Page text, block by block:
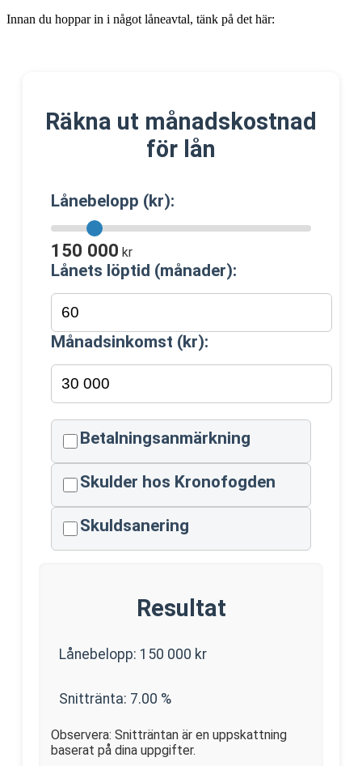
Innan du hoppar in i något låneavtal, tänk på det här:
Räkna ut månadskostnad
för lån
Lånebelopp (kr):
150 000 kr
Lånets löptid (månader):
Månadsinkomst (kr):
Betalningsanmärkning
Skulder hos Kronofogden
Skuldsanering
Resultat
Lånebelopp: 150 000 kr
Snittränta: 7.00 %
Observera: Snitträntan är en uppskattning
baserat på dina uppgifter.